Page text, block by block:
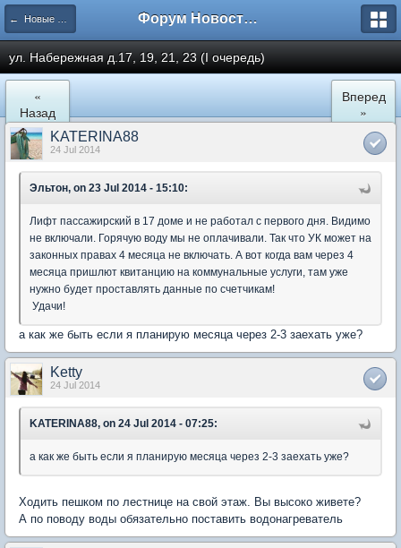
← Новые Водники Форум Новостройки
ул. Набережная д.17, 19, 21, 23 (I очередь)
«
Назад
Вперед
»
KATERINA88
24 Jul 2014
Эльтон, on 23 Jul 2014 - 15:10:
Лифт пассажирский в 17 доме и не работал с первого дня. Видимо
не включали. Горячую воду мы не оплачивали. Так что УК может на
законных правах 4 месяца не включать. А вот когда вам через 4
месяца пришлют квитанцию на коммунальные услуги, там уже
нужно будет проставлять данные по счетчикам!
Удачи!
а как же быть если я планирую месяца через 2-3 заехать уже?
Ketty
24 Jul 2014
KATERINA88, on 24 Jul 2014 - 07:25:
а как же быть если я планирую месяца через 2-3 заехать уже?
Ходить пешком по лестнице на свой этаж. Вы высоко живете?
А по поводу воды обязательно поставить водонагреватель